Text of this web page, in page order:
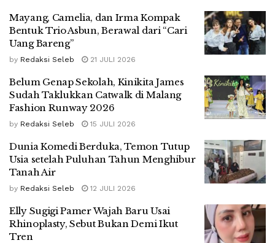
Mayang, Camelia, dan Irma Kompak
Bentuk Trio Asbun, Berawal dari “Cari
Uang Bareng”
by Redaksi Seleb 21 JULI 2026
Belum Genap Sekolah, Kinikita James
Sudah Taklukkan Catwalk di Malang
Fashion Runway 2026
by Redaksi Seleb 15 JULI 2026
Dunia Komedi Berduka, Temon Tutup
Usia setelah Puluhan Tahun Menghibur
Tanah Air
by Redaksi Seleb 12 JULI 2026
Elly Sugigi Pamer Wajah Baru Usai
Rhinoplasty, Sebut Bukan Demi Ikut
Tren